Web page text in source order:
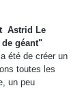
Astrid Le
géant"
été de créer un
toutes les
un peu